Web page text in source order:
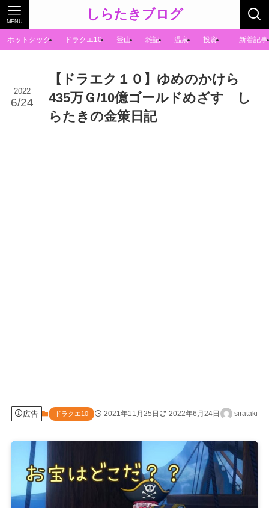
しらたきブログ
MENU
ホットクック ドラクエ10 登山 雑記 温泉 投資 新着記事
【ドラエク１０】ゆめのかけら
435万Ｇ/10億ゴールドめざす し
らたきの金策日記
2022
6/24
広告 ドラクエ10 2021年11月25日 2022年6月24日 sirataki